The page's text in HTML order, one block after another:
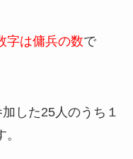
字は傭兵の数で
した25人のうち１